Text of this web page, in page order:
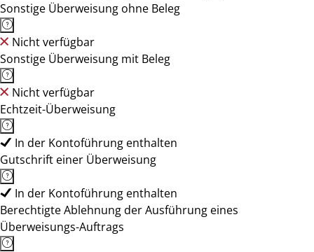
Sonstige Überweisung ohne Beleg
Nicht verfügbar
Sonstige Überweisung mit Beleg
Nicht verfügbar
Echtzeit-Überweisung
In der Kontoführung enthalten
Gutschrift einer Überweisung
In der Kontoführung enthalten
Berechtigte Ablehnung der Ausführung eines
Überweisungs-Auftrags